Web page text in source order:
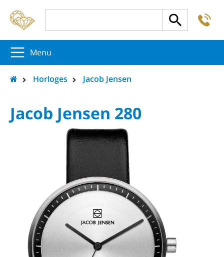
Menu
Horloges Jacob Jensen
Jacob Jensen 280